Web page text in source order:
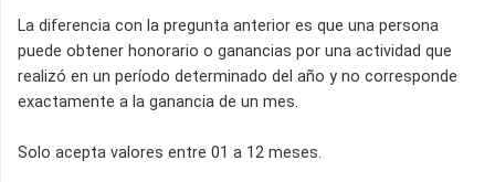
La diferencia con la pregunta anterior es que una persona
puede obtener honorario o ganancias por una actividad que
realizó en un período determinado del año y no corresponde
exactamente a la ganancia de un mes.
Solo acepta valores entre 01 a 12 meses.